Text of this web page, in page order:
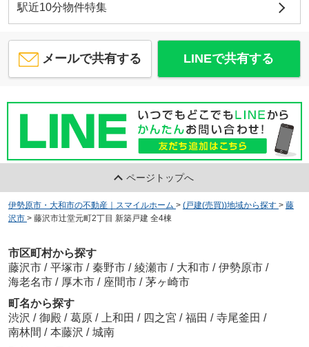
駅近10分物件特集
メールで共有する LINEで共有する
ページトップへ
伊勢原市・大和市の不動産｜スマイルホーム > (戸建(売買))地域から探す > 藤
沢市 > 藤沢市辻堂元町2丁目 新築戸建 全4棟
市区町村から探す
藤沢市 / 平塚市 / 秦野市 / 綾瀬市 / 大和市 / 伊勢原市 /
海老名市 / 厚木市 / 座間市 / 茅ヶ崎市
町名から探す
渋沢 / 御殿 / 葛原 / 上和田 / 四之宮 / 福田 / 寺尾釜田 /
南林間 / 本藤沢 / 城南